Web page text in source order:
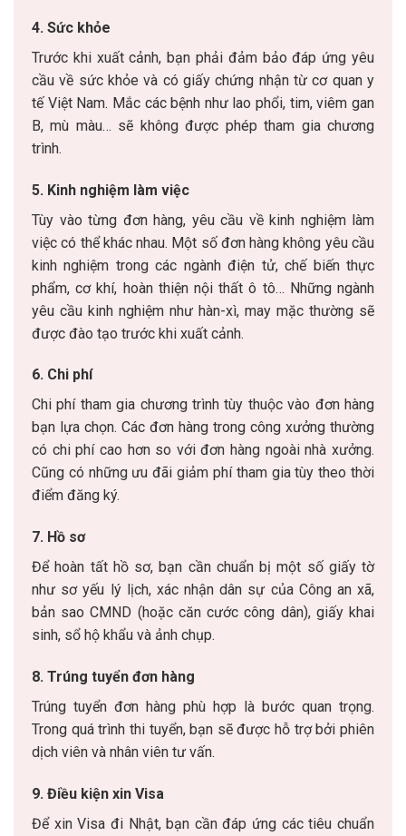
4. Sức khỏe
Trước khi xuất cảnh, bạn phải đảm bảo đáp ứng yêu
cầu về sức khỏe và có giấy chứng nhận từ cơ quan y
tế Việt Nam. Mắc các bệnh như lao phổi, tim, viêm gan
B, mù màu… sẽ không được phép tham gia chương
trình.
5. Kinh nghiệm làm việc
Tùy vào từng đơn hàng, yêu cầu về kinh nghiệm làm
việc có thể khác nhau. Một số đơn hàng không yêu cầu
kinh nghiệm trong các ngành điện tử, chế biến thực
phẩm, cơ khí, hoàn thiện nội thất ô tô… Những ngành
yêu cầu kinh nghiệm như hàn-xì, may mặc thường sẽ
được đào tạo trước khi xuất cảnh.
6. Chi phí
Chi phí tham gia chương trình tùy thuộc vào đơn hàng
bạn lựa chọn. Các đơn hàng trong công xưởng thường
có chi phí cao hơn so với đơn hàng ngoài nhà xưởng.
Cũng có những ưu đãi giảm phí tham gia tùy theo thời
điểm đăng ký.
7. Hồ sơ
Để hoàn tất hồ sơ, bạn cần chuẩn bị một số giấy tờ
như sơ yếu lý lịch, xác nhận dân sự của Công an xã,
bản sao CMND (hoặc căn cước công dân), giấy khai
sinh, sổ hộ khẩu và ảnh chụp.
8. Trúng tuyển đơn hàng
Trúng tuyển đơn hàng phù hợp là bước quan trọng.
Trong quá trình thi tuyển, bạn sẽ được hỗ trợ bởi phiên
dịch viên và nhân viên tư vấn.
9. Điều kiện xin Visa
Để xin Visa đi Nhật, bạn cần đáp ứng các tiêu chuẩn